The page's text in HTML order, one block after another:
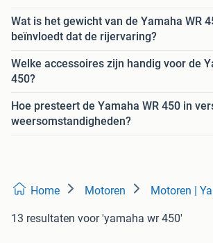
Wat is het gewicht van de Yamaha WR
beïnvloedt dat de rijervaring?
Welke accessoires zijn handig voor de
450?
Hoe presteert de Yamaha WR 450 in
weersomstandigheden?
Home Motoren Motoren |
13 resultaten voor 'yamaha wr 450'